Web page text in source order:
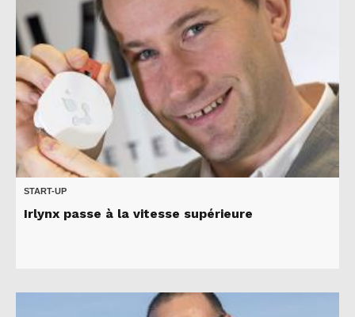
START-UP
Irlynx passe à la vitesse supérieure